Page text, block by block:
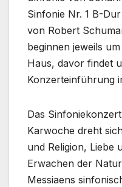
Sinfonie Nr. 1 B-
von Robert
beginnen jeweils
Haus, davor findet
Konzerteinführung
Das
Karwoche dreht
und Religion, Liebe
Erwachen der
Messiaens